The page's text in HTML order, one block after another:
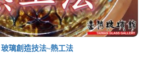
玻璃創造技法~熱工法